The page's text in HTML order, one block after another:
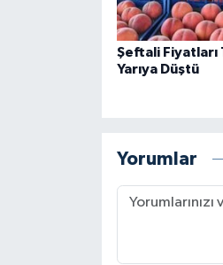
Şeftali Fiyatları
Yarıya Düştü
Yorumlar